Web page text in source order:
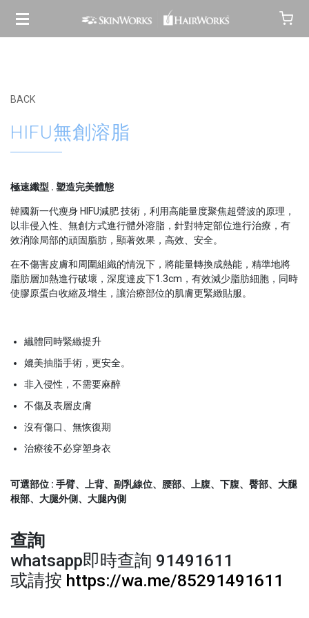
BACK
HIFU無創溶脂
極速纖型 . 塑造完美體態
韓國新一代瘦身 HIFU減肥 技術，利用高能量度聚焦超聲波的原理，
以非侵入性、無創方式進行體外溶脂，針對特定部位進行治療，有
效消除局部的頑固脂肪，顯著效果，高效、安全。
在不傷害皮膚和周圍組織的情況下，將能量轉換成熱能，精準地將
脂肪層加熱進行破壞，深度達皮下1.3cm，有效減少脂肪細胞，同時
使膠原蛋白收縮及增生，讓治療部位的肌膚更緊緻貼服。
纎體同時緊緻提升
媲美抽脂手術，更安全。
非入侵性，不需要麻醉
不傷及表層皮膚
沒有傷口、無恢復期
治療後不必穿塑身衣
可選部位 : 手臂、上背、副乳線位、腰部、上腹、下腹、臀部、大腿
根部、大腿外側、大腿內側
查詢
whatsapp即時查詢 91491611
或請按 https://wa.me/85291491611